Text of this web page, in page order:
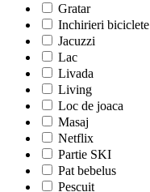
Gratar
Inchirieri biciclete
Jacuzzi
Lac
Livada
Living
Loc de joaca
Masaj
Netflix
Partie SKI
Pat bebelus
Pescuit